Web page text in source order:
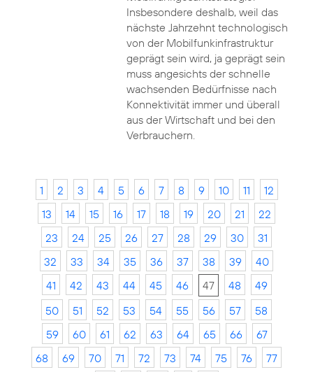
Insbesondere deshalb, weil das
nächste Jahrzehnt technologisch
von der Mobilfunkinfrastruktur
geprägt sein wird, ja geprägt sein
muss angesichts der schnelle
wachsenden Bedürfnisse nach
Konnektivität immer und überall
aus der Wirtschaft und bei den
Verbrauchern.
1 2 3 4 5 6 7 8 9 10 11
12
13
14 15 16 17 18 19 20 21
22
23
24 25 26 27 28 29 30
31
32
33 34 35 36 37 38 39
40
41
42 43 44 45 46 47 48
49
50
51 52 53 54 55 56 57
58
59
60 61 62 63 64 65 66
67
68
69 70 71 72 73 74 75 76
77